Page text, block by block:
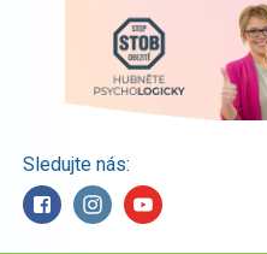
Sledujte nás: